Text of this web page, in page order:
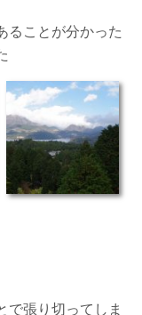
ることが分かった
で張り切ってしま